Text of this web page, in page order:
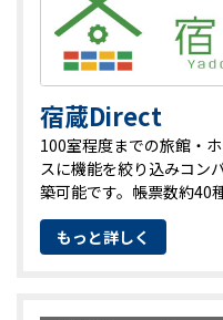
宿蔵Direct
100室程度までの旅館・
スに機能を絞り込みコン
築可能です。帳票数約40
もっと詳しく